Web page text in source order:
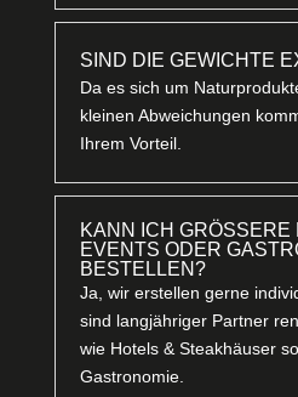
SIND DIE GEWICHTE
Da es sich um
kleinen Abweichungen
Ihrem Vorteil.
KANN ICH GRÖSSERE
VENTS ODER
ESTELLEN?
Ja, wir erstellen gerne
sind langjähriger Partner
wie Hotels & Steakhäuser
Gastronomie.